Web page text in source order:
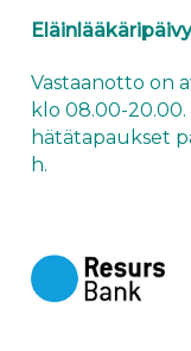
Vastaanotto on
klo 08.00-
hätätapaukset
h.